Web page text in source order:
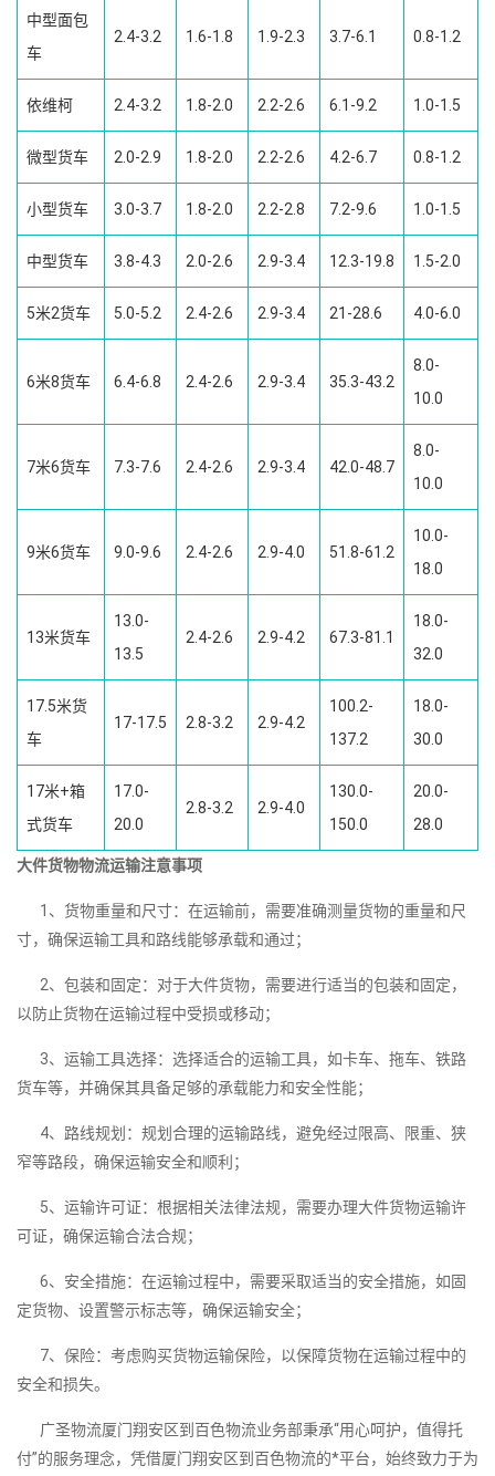
中型面包
车
2.4-3.2 1.6-1.8 1.9-2.3 3.7-6.1 0.8-1.2
依维柯 2.4-3.2 1.8-2.0 2.2-2.6 6.1-9.2 1.0-1.5
微型货车 2.0-2.9 1.8-2.0 2.2-2.6 4.2-6.7 0.8-1.2
小型货车 3.0-3.7 1.8-2.0 2.2-2.8 7.2-9.6 1.0-1.5
中型货车 3.8-4.3 2.0-2.6 2.9-3.4 12.3-19.8 1.5-2.0
5米2货车 5.0-5.2 2.4-2.6 2.9-3.4 21-28.6 4.0-6.0
6米8货车 6.4-6.8 2.4-2.6 2.9-3.4 35.3-43.2
8.0-
10.0
7米6货车 7.3-7.6 2.4-2.6 2.9-3.4 42.0-48.7
8.0-
10.0
9米6货车 9.0-9.6 2.4-2.6 2.9-4.0 51.8-61.2
10.0-
18.0
13米货车
13.0-
13.5
2.4-2.6 2.9-4.2 67.3-81.1
18.0-
32.0
17.5米货
车
17-17.5 2.8-3.2 2.9-4.2
100.2-
137.2
18.0-
30.0
17米+箱
式货车
17.0-
20.0
2.8-3.2 2.9-4.0
130.0-
150.0
20.0-
28.0
大件货物物流运输注意事项
1、货物重量和尺寸：在运输前，需要准确测量货物的重量和尺
寸，确保运输工具和路线能够承载和通过；
2、包装和固定：对于大件货物，需要进行适当的包装和固定，
以防止货物在运输过程中受损或移动；
3、运输工具选择：选择适合的运输工具，如卡车、拖车、铁路
货车等，并确保其具备足够的承载能力和安全性能；
4、路线规划：规划合理的运输路线，避免经过限高、限重、狭
窄等路段，确保运输安全和顺利；
5、运输许可证：根据相关法律法规，需要办理大件货物运输许
可证，确保运输合法合规；
6、安全措施：在运输过程中，需要采取适当的安全措施，如固
定货物、设置警示标志等，确保运输安全；
7、保险：考虑购买货物运输保险，以保障货物在运输过程中的
安全和损失。
广圣物流厦门翔安区到百色物流业务部秉承“用心呵护，值得托
付”的服务理念，凭借厦门翔安区到百色物流的*平台，始终致力于为